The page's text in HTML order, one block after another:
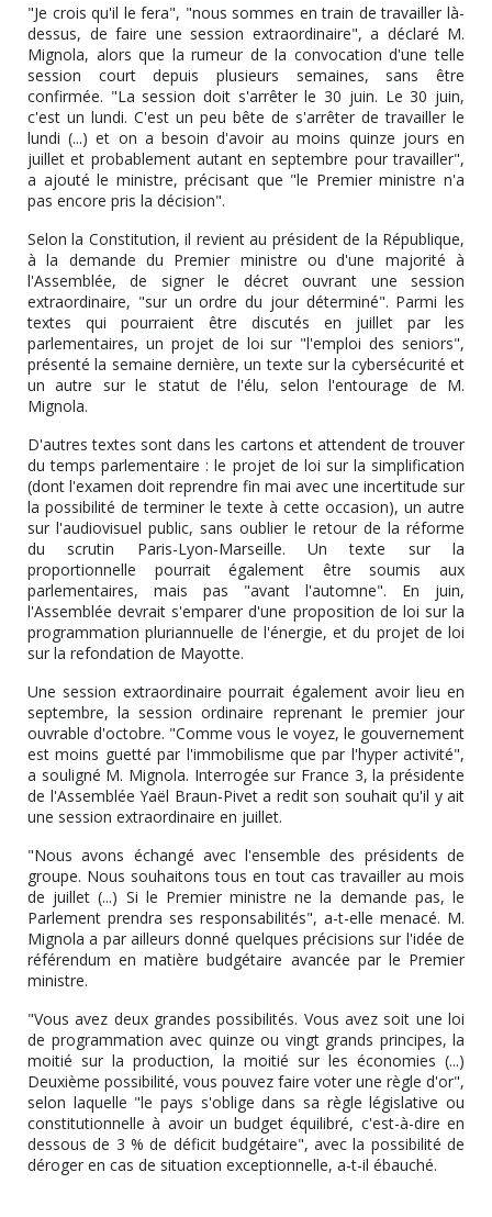
"Je crois qu'il le fera", "nous sommes en train de travailler là-
dessus, de faire une session extraordinaire", a déclaré M.
Mignola, alors que la rumeur de la convocation d'une telle
session court depuis plusieurs semaines, sans être
confirmée. "La session doit s'arrêter le 30 juin. Le 30 juin,
c'est un lundi. C'est un peu bête de s'arrêter de travailler le
lundi (...) et on a besoin d'avoir au moins quinze jours en
juillet et probablement autant en septembre pour travailler",
a ajouté le ministre, précisant que "le Premier ministre n'a
pas encore pris la décision".
Selon la Constitution, il revient au président de la République,
à la demande du Premier ministre ou d'une majorité à
l'Assemblée, de signer le décret ouvrant une session
extraordinaire, "sur un ordre du jour déterminé". Parmi les
textes qui pourraient être discutés en juillet par les
parlementaires, un projet de loi sur "l'emploi des seniors",
présenté la semaine dernière, un texte sur la cybersécurité et
un autre sur le statut de l'élu, selon l'entourage de M.
Mignola.
D'autres textes sont dans les cartons et attendent de trouver
du temps parlementaire : le projet de loi sur la simplification
(dont l'examen doit reprendre fin mai avec une incertitude sur
la possibilité de terminer le texte à cette occasion), un autre
sur l'audiovisuel public, sans oublier le retour de la réforme
du scrutin Paris-Lyon-Marseille. Un texte sur la
proportionnelle pourrait également être soumis aux
parlementaires, mais pas "avant l'automne". En juin,
l'Assemblée devrait s'emparer d'une proposition de loi sur la
programmation pluriannuelle de l'énergie, et du projet de loi
sur la refondation de Mayotte.
Une session extraordinaire pourrait également avoir lieu en
septembre, la session ordinaire reprenant le premier jour
ouvrable d'octobre. "Comme vous le voyez, le gouvernement
est moins guetté par l'immobilisme que par l'hyper activité",
a souligné M. Mignola. Interrogée sur France 3, la présidente
de l'Assemblée Yaël Braun-Pivet a redit son souhait qu'il y ait
une session extraordinaire en juillet.
"Nous avons échangé avec l'ensemble des présidents de
groupe. Nous souhaitons tous en tout cas travailler au mois
de juillet (...) Si le Premier ministre ne la demande pas, le
Parlement prendra ses responsabilités", a-t-elle menacé. M.
Mignola a par ailleurs donné quelques précisions sur l'idée de
référendum en matière budgétaire avancée par le Premier
ministre.
"Vous avez deux grandes possibilités. Vous avez soit une loi
de programmation avec quinze ou vingt grands principes, la
moitié sur la production, la moitié sur les économies (...)
Deuxième possibilité, vous pouvez faire voter une règle d'or",
selon laquelle "le pays s'oblige dans sa règle législative ou
constitutionnelle à avoir un budget équilibré, c'est-à-dire en
dessous de 3 % de déficit budgétaire", avec la possibilité de
déroger en cas de situation exceptionnelle, a-t-il ébauché.